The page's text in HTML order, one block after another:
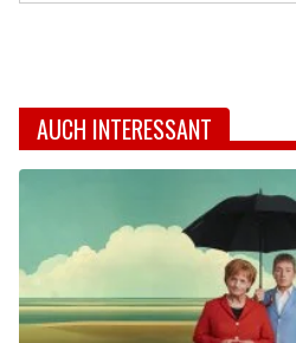
AUCH INTERESSANT